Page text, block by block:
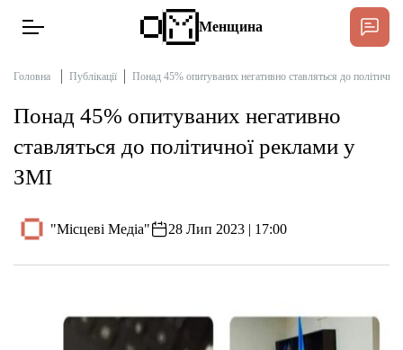
Новини
Тексти
Підтримати
Менщина
Головна Публікації Понад 45% опитуваних негативно ставляться до
Понад 45% опитуваних негативно
ставляться до політичної реклами у
ЗМІ
"Місцеві Медіа" 28 Лип 2023 | 17:00